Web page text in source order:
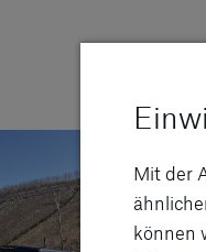
Mit der
können